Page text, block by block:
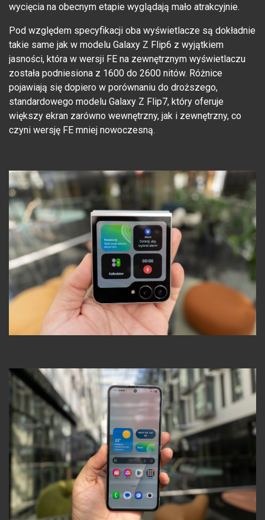
wycięcia na obecnym etapie wyglądają mało atrakcyjnie.
Pod względem specyfikacji oba wyświetlacze są dokładnie
takie same jak w modelu Galaxy Z Flip6 z wyjątkiem
jasności, która w wersji FE na zewnętrznym wyświetlaczu
została podniesiona z 1600 do 2600 nitów. Różnice
pojawiają się dopiero w porównaniu do droższego,
standardowego modelu Galaxy Z Flip7, który oferuje
większy ekran zarówno wewnętrzny, jak i zewnętrzny, co
czyni wersję FE mniej nowoczesną.